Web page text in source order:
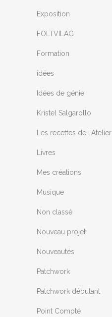
Exposition
FOLTVILAG
Formation
idées
Idées de génie
Kristel Salgarollo
Les recettes de l'Atelier
Livres
Mes créations
Musique
Non classé
Nouveau projet
Nouveautés
Patchwork
Patchwork débutant
Point Compté